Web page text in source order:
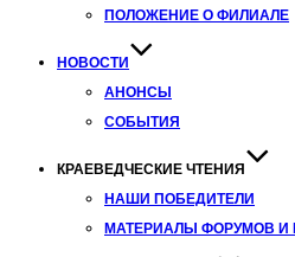
ПОЛОЖЕНИЕ О ФИЛИАЛЕ
НОВОСТИ
АНОНСЫ
СОБЫТИЯ
КРАЕВЕДЧЕСКИЕ ЧТЕНИЯ
НАШИ ПОБЕДИТЕЛИ
МАТЕРИАЛЫ ФОРУМОВ И